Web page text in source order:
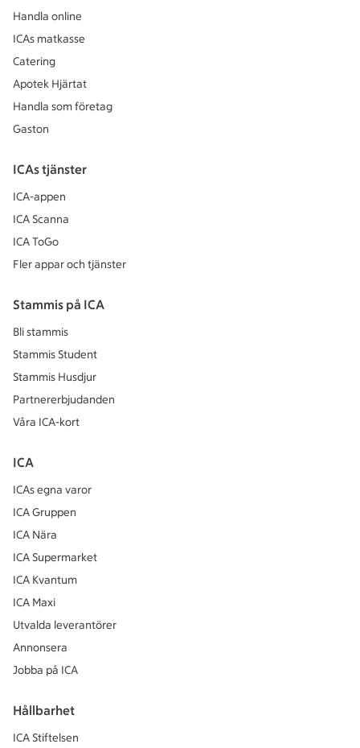
Handla online
ICAs matkasse
Catering
Apotek Hjärtat
Handla som företag
Gaston
ICAs tjänster
ICA-appen
ICA Scanna
ICA ToGo
Fler appar och tjänster
Stammis på ICA
Bli stammis
Stammis Student
Stammis Husdjur
Partnererbjudanden
Våra ICA-kort
ICA
ICAs egna varor
ICA Gruppen
ICA Nära
ICA Supermarket
ICA Kvantum
ICA Maxi
Utvalda leverantörer
Annonsera
Jobba på ICA
Hållbarhet
ICA Stiftelsen